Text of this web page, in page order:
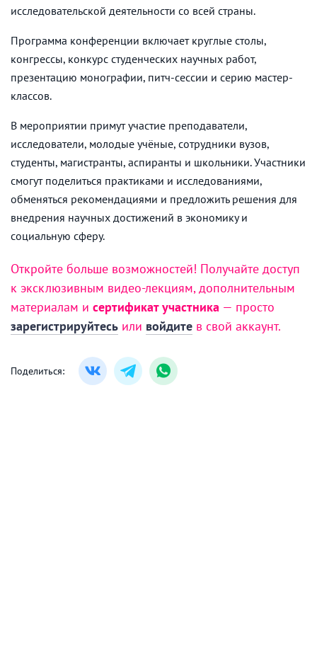
исследовательской деятельности со всей страны.
Программа конференции включает круглые столы,
конгрессы, конкурс студенческих научных работ,
презентацию монографии, питч-сессии и серию мастер-
классов.
В мероприятии примут участие преподаватели,
исследователи, молодые учёные, сотрудники вузов,
студенты, магистранты, аспиранты и школьники. Участники
смогут поделиться практиками и исследованиями,
обменяться рекомендациями и предложить решения для
внедрения научных достижений в экономику и
социальную сферу.
Откройте больше возможностей! Получайте доступ
к эксклюзивным видео-лекциям, дополнительным
материалам и сертификат участника — просто
зарегистрируйтесь или войдите в свой аккаунт.
Поделиться: